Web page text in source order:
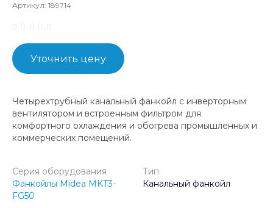
Артикул: 189714
Уточнить цену
Четырехтрубный канальный фанкойл с инверторным
вентилятором и встроенным фильтром для
комфортного охлаждения и обогрева промышленных и
коммерческих помещений.
Серия оборудования
Фанкойлы Midea MKT3-
FG50
Тип
Канальный фанкойл